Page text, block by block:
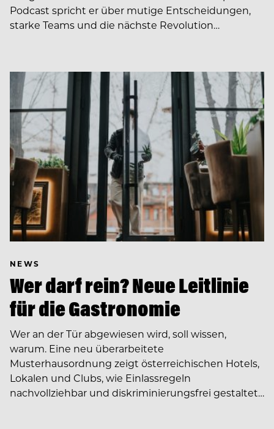
Podcast spricht er über mutige Entscheidungen,
starke Teams und die nächste Revolution…
NEWS
Wer darf rein? Neue Leitlinie
für die Gastronomie
Wer an der Tür abgewiesen wird, soll wissen,
warum. Eine neu überarbeitete
Musterhausordnung zeigt österreichischen Hotels,
Lokalen und Clubs, wie Einlassregeln
nachvollziehbar und diskriminierungsfrei gestaltet…